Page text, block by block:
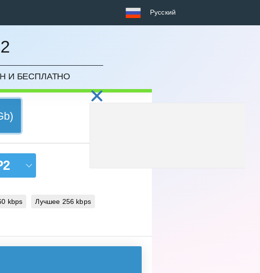
Русский
И БЕСПЛАТНО
kbps Лучшее 256 kbps